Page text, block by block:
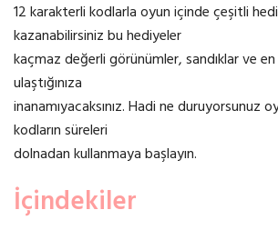
12 karakterli kodlarla oyun içinde çeşitli
kazanabilirsiniz bu hediyeler
kaçmaz değerli görünümler, sandıklar ve
ulaştığınıza
inanamıyacaksınız. Hadi ne duruyorsunuz
kodların süreleri
dolnadan kullanmaya başlayın.
İçindekiler